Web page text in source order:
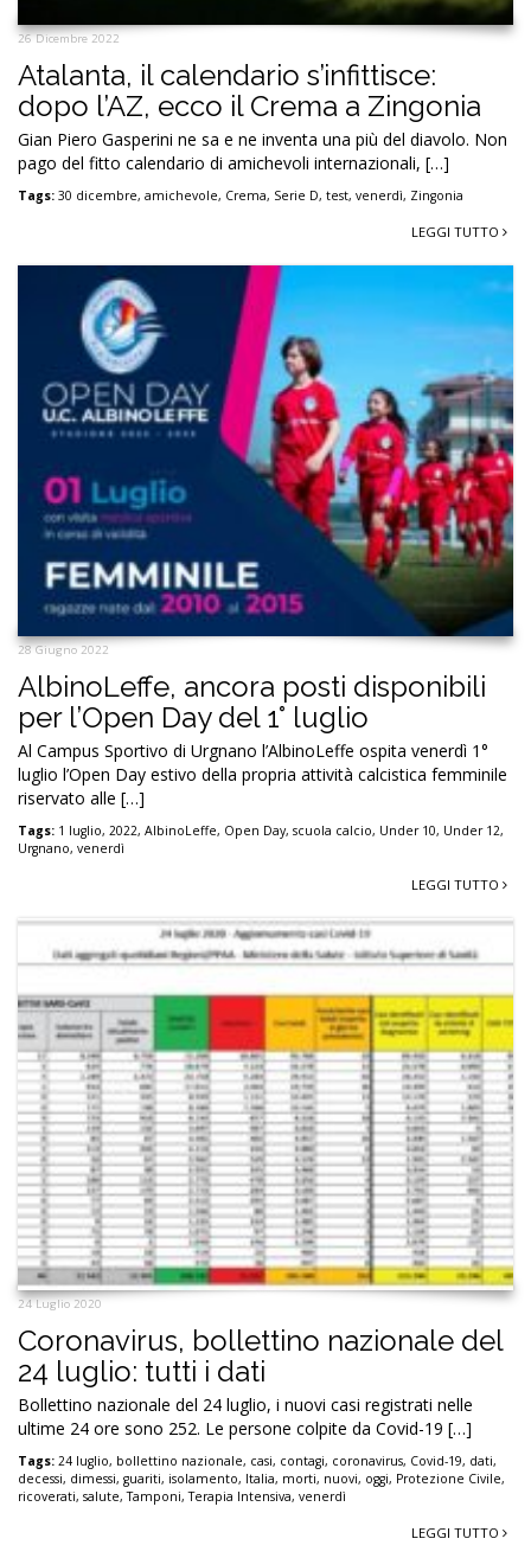
26 Dicembre 2022
Atalanta, il calendario s’infittisce:
dopo l’AZ, ecco il Crema a Zingonia
Gian Piero Gasperini ne sa e ne inventa una più del diavolo. Non
pago del fitto calendario di amichevoli internazionali, […]
Tags: 30 dicembre, amichevole, Crema, Serie D, test, venerdì, Zingonia
LEGGI TUTTO
28 Giugno 2022
AlbinoLeffe, ancora posti disponibili
per l’Open Day del 1° luglio
Al Campus Sportivo di Urgnano l’AlbinoLeffe ospita venerdì 1°
luglio l’Open Day estivo della propria attività calcistica femminile
riservato alle […]
Tags: 1 luglio, 2022, AlbinoLeffe, Open Day, scuola calcio, Under 10, Under 12,
Urgnano, venerdì
LEGGI TUTTO
24 Luglio 2020
Coronavirus, bollettino nazionale del
24 luglio: tutti i dati
Bollettino nazionale del 24 luglio, i nuovi casi registrati nelle
ultime 24 ore sono 252. Le persone colpite da Covid-19 […]
Tags: 24 luglio, bollettino nazionale, casi, contagi, coronavirus, Covid-19, dati,
decessi, dimessi, guariti, isolamento, Italia, morti, nuovi, oggi, Protezione Civile,
ricoverati, salute,Tamponi,Terapia Intensiva, venerdì
LEGGI TUTTO